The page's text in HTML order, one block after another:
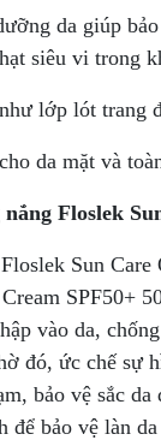
da giúp
siêu vi trong
lớp lót trang
da mặt và
Floslek
Sun Care
SPF50+
vào da,
đó, ức chế sự
bảo vệ sắc
để bảo vệ làn